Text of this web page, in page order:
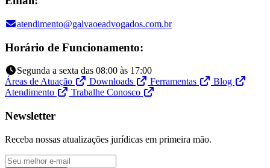
atendimento@galvaoeadvogados.com.br
Horário de Funcionamento:
Segunda a sexta das 08:00 às 17:00
Áreas de Atuação
Downloads Ferramentas
Blog
Atendimento
Trabalhe Conosco
Newsletter
Receba nossas atualizações jurídicas em primeira mão.